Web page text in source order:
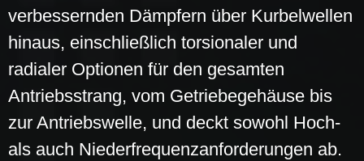
verbessernden Dämpfern über Kurbelwellen
hinaus, einschließlich torsionaler und
radialer Optionen für den gesamten
Antriebsstrang, vom Getriebegehäuse bis
zur Antriebswelle, und deckt sowohl Hoch-
als auch Niederfrequenzanforderungen ab.